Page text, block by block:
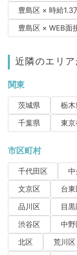
豊島区 × 時給1.3
豊島区 × WEB面
近隣のエリ
関東
茨城県 栃木
千葉県
東京
市区町村
千代田区 中
文京区
台東
品川区
目黒
渋谷区
中野
北区
荒川区